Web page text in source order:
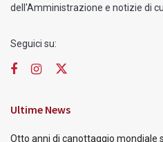
dell'Amministrazione e notizie di
Seguici su:
Ultime News
Otto anni di canottaggio mondiale